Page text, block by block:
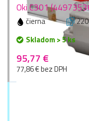
Oki C301
čierna
Skladom > 5 ks
95,77 €
77,86 € bez DPH